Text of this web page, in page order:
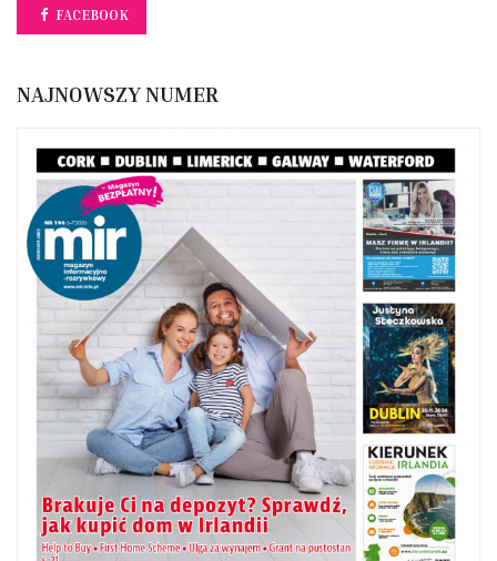
FACEBOOK
NAJNOWSZY NUMER